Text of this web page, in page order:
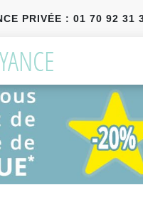
PRIVÉE : 01 70 92 31